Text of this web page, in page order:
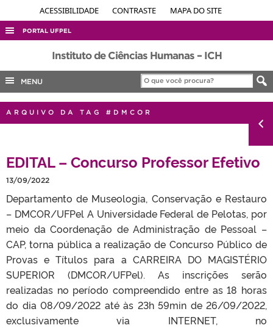
ACESSIBILIDADE CONTRASTE MAPA DO SITE
PORTAL UFPEL
ACESSO À INFORMAÇÃO
AUDITORIA
COBALTO
CONCURSOS
OUVIDORIA
PORTARIAS
TELEFONES
Instituto de Ciências Humanas – ICH
MENU
ARQUIVO DA TAG #DMCOR
EDITAL – Concurso Professor Efetivo
13/09/2022
Departamento de Museologia, Conservação e Restauro
– DMCOR/UFPel A Universidade Federal de Pelotas, por
meio da Coordenação de Administração de Pessoal –
CAP, torna pública a realização de Concurso Público de
Provas e Títulos para a CARREIRA DO MAGISTÉRIO
SUPERIOR (DMCOR/UFPel). As inscrições serão
realizadas no período compreendido entre as 18 horas
do dia 08/09/2022 até às 23h 59min de 26/09/2022,
exclusivamente via INTERNET, no